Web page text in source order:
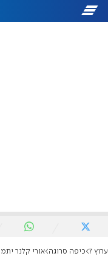
ערוץ 7 כיפה סרוגה אורי קלנר